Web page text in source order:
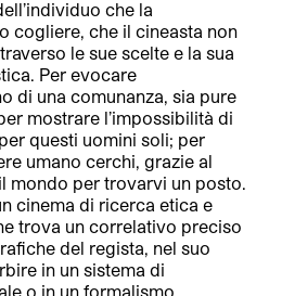
che la
cogliere, che il cineasta non
le sue scelte e la sua
Per evocare
di una comunanza, sia pure
mostrare l’impossibilità di
questi uomini soli; per
umano cerchi, grazie al
mondo per trovarvi un posto.
cinema di ricerca etica e
trova un correlativo preciso
del regista, nel suo
in un sistema di
o in un formalismo